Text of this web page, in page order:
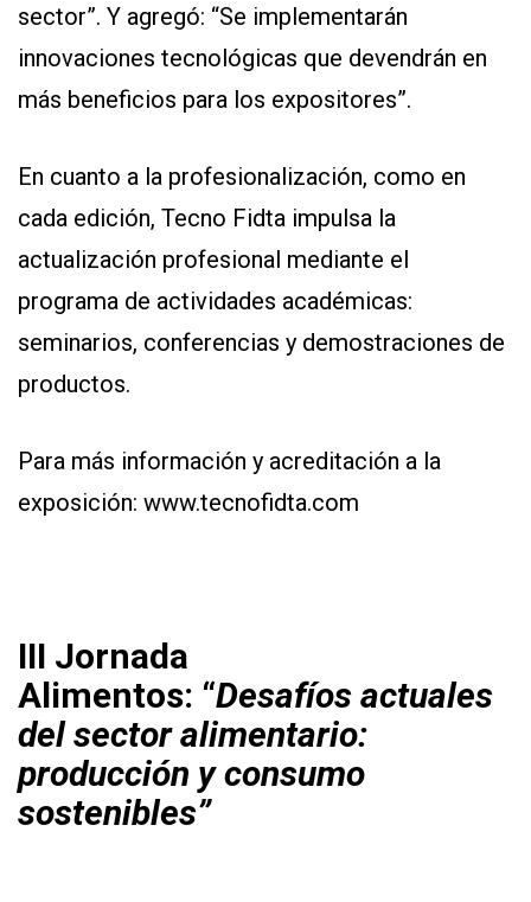
sector”. Y agregó: “Se implementarán
innovaciones tecnológicas que devendrán en
más beneficios para los expositores”.
En cuanto a la profesionalización, como en
cada edición, Tecno Fidta impulsa la
actualización profesional mediante el
programa de actividades académicas:
seminarios, conferencias y demostraciones de
productos.
Para más información y acreditación a la
exposición: www.tecnofidta.com
III Jornada
Alimentos: “Desafíos actuales
del sector alimentario:
producción y consumo
sostenibles”